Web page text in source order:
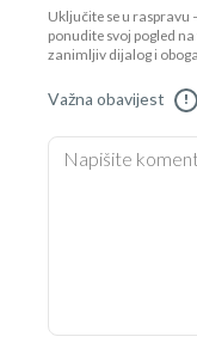
Uključite se u raspravu
ponudite svoj pogled
zanimljiv dijalog i
Važna obavijest !